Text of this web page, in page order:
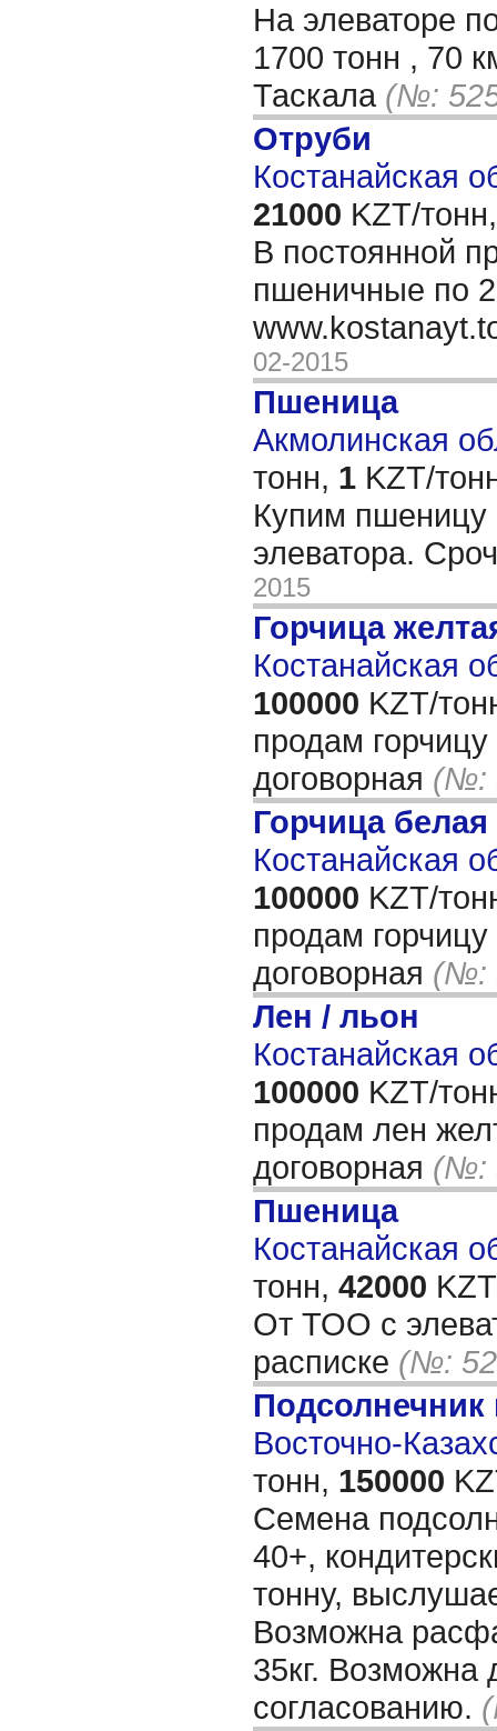
На элеваторе
1700 тонн , 70
Таскала (№:
Отруби
Костанайская
21000 KZT/тонн,
В постоянной
пшеничные по
02-2015
Пшеница
Акмолинская
тонн, 1 KZT/
Купим пшеницу
элеватора.
2015
Горчица
Костанайская
100000 KZT/
продам
договорная (№:
Горчица белая
Костанайская
100000 KZT/
продам
договорная (№:
Лен / льон
Костанайская
100000 KZT/
продам лен
договорная (№:
Пшеница
Костанайская
тонн, 42000
От ТОО с
расписке (№:
Подсолнечник
Восточно-
тонн, 150000
Семена
40+,
тонну,
Возможна
35кг. Возможна
согласованию.